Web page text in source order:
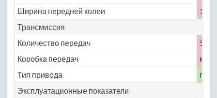
Ширина передней колеи
1310
Трансмиссия
Количество передач
5
Коробка передач
Тип привода
Эксплуатационные показатели